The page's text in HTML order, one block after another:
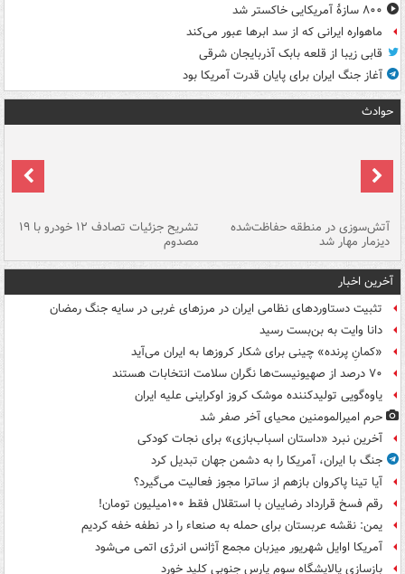
۸۰۰ سازۀ آمریکایی خاکستر شد
ماهواره ایرانی که از سد ابرها عبور می‌کند
قابی زیبا از قلعه بابک آذربایجان شرقی
آغاز جنگ ایران برای پایان قدرت آمریکا بود
حوادث
آتش‌سوزی در منطقه حفاظت‌شده
دیزمار مهار شد
تشریح جزئیات تصادف ۱۲ خودرو با ۱۹
مصدوم
آخرین اخبار
تثبیت دستاوردهای نظامی ایران در مرزهای غربی در سایه جنگ رمضان
دانا وایت به بن‌بست رسید
«کمانِ پرنده» چینی برای شکار کروزها به ایران می‌آید
۷۰ درصد از صهیونیست‌ها نگران سلامت انتخابات هستند
یاوه‌گویی تولیدکننده موشک کروز اوکراینی علیه ایران
حرم امیرالمومنین محیای آخر صفر شد
آخرین نبرد «داستان اسباب‌بازی» برای نجات کودکی
جنگ با ایران، آمریکا را به دشمن جهان تبدیل کرد
آیا تینا پاکروان بازهم از ساترا مجوز فعالیت می‌گیرد؟
رقم فسخ قرارداد رضاییان با استقلال فقط ۱۰۰میلیون تومان!
یمن: نقشه عربستان برای حمله به صنعاء را در نطفه خفه کردیم
آمریکا اوایل شهریور میزبان مجمع آژانس انرژی اتمی می‌شود
بازسازی پالایشگاه سوم پارس جنوبی کلید خورد